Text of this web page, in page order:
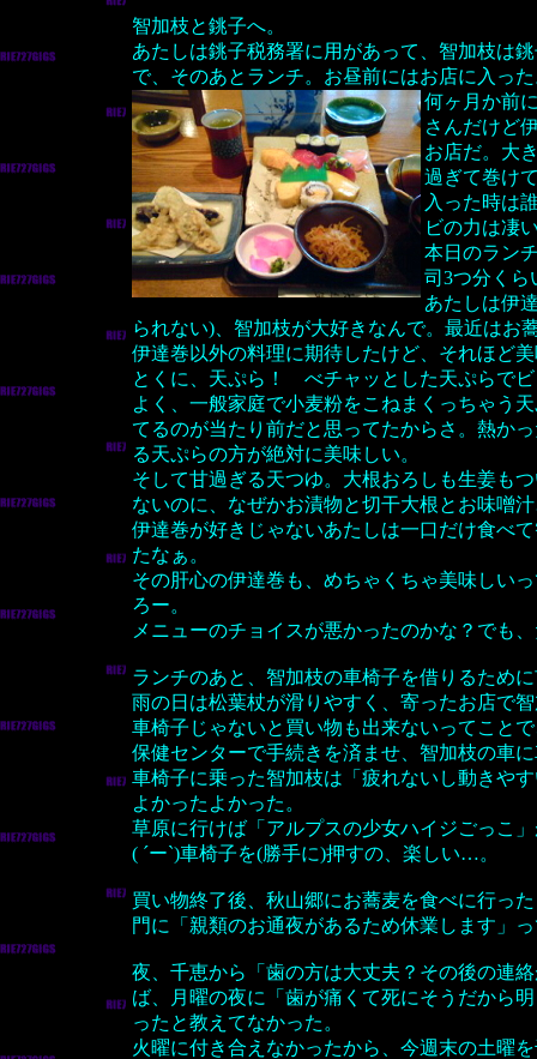
智加枝と銚子へ。
あたしは銚子税務署に用があって、智加枝は
で、そのあとランチ。お昼前にはお店に入っ
何ヶ月か前
さんだけど
お店だ。大
過ぎて巻け
入った時は
ビの力は凄
本日のラン
司3つ分くら
あたしは伊
られない)、智加枝が大好きなんで。最近はお
伊達巻以外の料理に期待したけど、それほど
とくに、天ぷら！ べチャッとした天ぷらで
よく、一般家庭で小麦粉をこねまくっちゃう
てるのが当たり前だと思ってたからさ。熱か
る天ぷらの方が絶対に美味しい。
そして甘過ぎる天つゆ。大根おろしも生姜も
ないのに、なぜかお漬物と切干大根とお味噌
伊達巻が好きじゃないあたしは一口だけ食べ
たなぁ。
その肝心の伊達巻も、めちゃくちゃ美味しい
ろー。
メニューのチョイスが悪かったのかな？でも
ランチのあと、智加枝の車椅子を借りるため
雨の日は松葉杖が滑りやすく、寄ったお店で
車椅子じゃないと買い物も出来ないってこと
保健センターで手続きを済ませ、智加枝の車
車椅子に乗った智加枝は「疲れないし動きや
よかったよかった。
草原に行けば「アルプスの少女ハイジごっこ
( ´ー`)車椅子を(勝手に)押すの、楽しい…。
買い物終了後、秋山郷にお蕎麦を食べに行っ
門に「親類のお通夜があるため休業します」
夜、千恵から「歯の方は大丈夫？その後の連
ば、月曜の夜に「歯が痛くて死にそうだから
ったと教えてなかった。
火曜に付き合えなかったから、今週末の土曜